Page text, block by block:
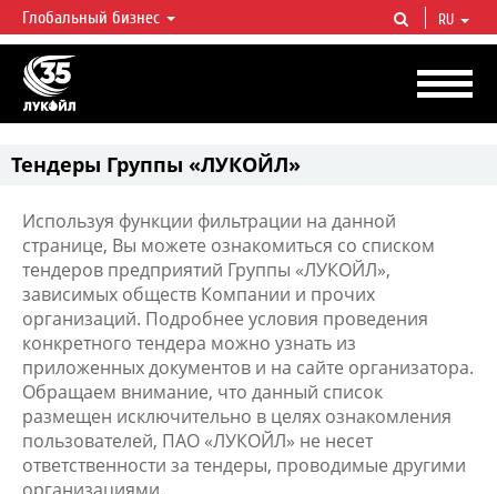
ЛУКОЙЛ СЕГОДНЯ
ЛУКОЙЛ — одна из крупнейших вертикально интегрированных
нефтегазовых компаний в мире, на долю которой приходится более 2%
мировой добычи нефти и около 1% доказанных запасов углеводородов.
Глобальный бизнес RU
Тендеры Группы «ЛУКОЙЛ»
Используя функции фильтрации на данной
странице, Вы можете ознакомиться со списком
тендеров предприятий Группы «ЛУКОЙЛ»,
зависимых обществ Компании и прочих
организаций. Подробнее условия проведения
конкретного тендера можно узнать из
приложенных документов и на сайте организатора.
Обращаем внимание, что данный список
размещен исключительно в целях ознакомления
пользователей, ПАО «ЛУКОЙЛ» не несет
ответственности за тендеры, проводимые другими